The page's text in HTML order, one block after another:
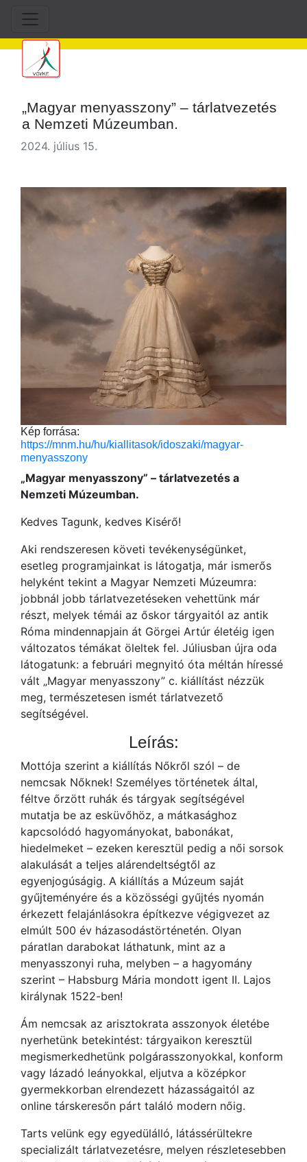
„Magyar menyasszony” – tárlatvezetés
a Nemzeti Múzeumban.
2024. július 15.
Kép forrása:
https://mnm.hu/hu/kiallitasok/idoszaki/magyar-
menyasszony
„Magyar menyasszony” – tárlatvezetés a
Nemzeti Múzeumban.
Kedves Tagunk, kedves Kisérő!
Aki rendszeresen követi tevékenységünket,
esetleg programjainkat is látogatja, már ismerős
helyként tekint a Magyar Nemzeti Múzeumra:
jobbnál jobb tárlatvezetéseken vehettünk már
részt, melyek témái az őskor tárgyaitól az antik
Róma mindennapjain át Görgei Artúr életéig igen
változatos témákat öleltek fel. Júliusban újra oda
látogatunk: a februári megnyitó óta méltán híressé
vált „Magyar menyasszony” c. kiállítást nézzük
meg, természetesen ismét tárlatvezető
segítségével.
Leírás:
Mottója szerint a kiállítás Nőkről szól – de
nemcsak Nőknek! Személyes történetek által,
féltve őrzött ruhák és tárgyak segítségével
mutatja be az esküvőhöz, a mátkasághoz
kapcsolódó hagyományokat, babonákat,
hiedelmeket – ezeken keresztül pedig a női sorsok
alakulását a teljes alárendeltségtől az
egyenjogúságig. A kiállítás a Múzeum saját
gyűjteményére és a közösségi gyűjtés nyomán
érkezett felajánlásokra építkezve végigvezet az
elmúlt 500 év házasodástörténetén. Olyan
páratlan darabokat láthatunk, mint az a
menyasszonyi ruha, melyben – a hagyomány
szerint – Habsburg Mária mondott igent II. Lajos
királynak 1522-ben!
Ám nemcsak az arisztokrata asszonyok életébe
nyerhetünk betekintést: tárgyaikon keresztül
megismerkedhetünk polgárasszonyokkal, konform
vagy lázadó leányokkal, eljutva a középkor
gyermekkorban elrendezett házasságaitól az
online társkeresőn párt találó modern nőig.
Tarts velünk egy egyedülálló, látássérültekre
specializált tárlatvezetésre, melyen részletesebben